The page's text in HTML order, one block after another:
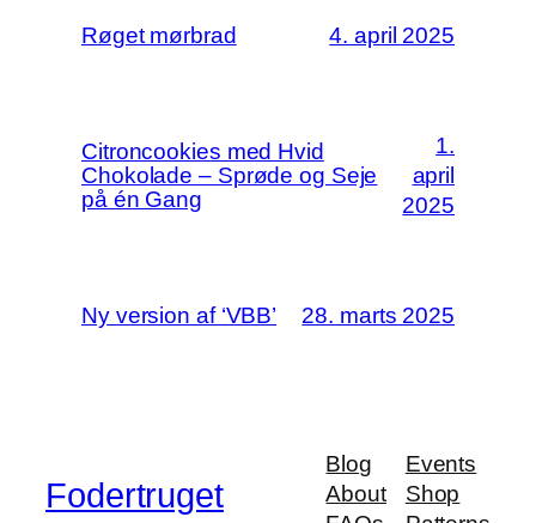
Røget mørbrad 4. april 2025
Citroncookies med Hvid
Chokolade – Sprøde og Seje
på én Gang
1.
april
2025
Ny version af ‘VBB’ 28. marts 2025
Fodertruget
Blog
About
Events
Shop